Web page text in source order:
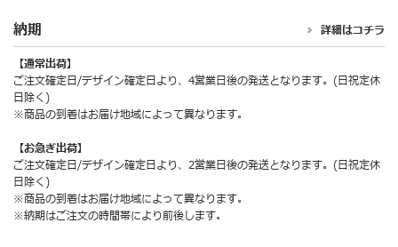
納期 詳細はコチラ
【通常出荷】
ご注文確定日/デザイン確定日より、4営業日後の発送となります。(日祝定休
日除く)
※商品の到着はお届け地域によって異なります。
【お急ぎ出荷】
ご注文確定日/デザイン確定日より、2営業日後の発送となります。(日祝定休
日除く)
※商品の到着はお届け地域によって異なります。
※納期はご注文の時間帯により前後します。